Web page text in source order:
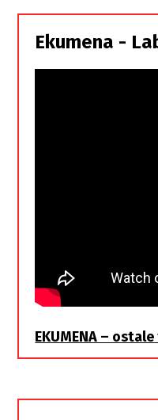
Srbi,
istorodna
braća
Ekumena -
EKUMENA –